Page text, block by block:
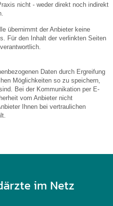
nicht - weder direkt noch indirekt
übernimmt der Anbieter keine
Für den Inhalt der verlinkten Seiten
Daten durch Ergreifung
Möglichkeiten so zu speichern,
Bei der Kommunikation per E-
vom Anbieter nicht
Ihnen bei vertraulichen
im Netz